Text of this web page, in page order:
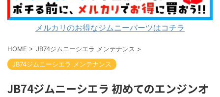
メルカリのお得なジムニーパーツはコチラ
HOME > JB74ジムニーシエラ メンテナンス >
JB74ジムニーシエラ メンテナンス
JB74ジムニーシエラ 初めてのエンジンオ